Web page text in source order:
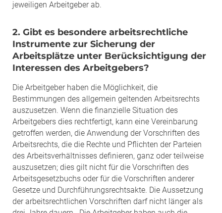
jeweiligen Arbeitgeber ab.
2. Gibt es besondere arbeitsrechtliche
Instrumente zur Sicherung der
Arbeitsplätze unter Berücksichtigung der
Interessen des Arbeitgebers?
Die Arbeitgeber haben die Möglichkeit, die
Bestimmungen des allgemein geltenden Arbeitsrechts
auszusetzen. Wenn die finanzielle Situation des
Arbeitgebers dies rechtfertigt, kann eine Vereinbarung
getroffen werden, die Anwendung der Vorschriften des
Arbeitsrechts, die die Rechte und Pflichten der Parteien
des Arbeitsverhältnisses definieren, ganz oder teilweise
auszusetzen; dies gilt nicht für die Vorschriften des
Arbeitsgesetzbuchs oder für die Vorschriften anderer
Gesetze und Durchführungsrechtsakte. Die Aussetzung
der arbeitsrechtlichen Vorschriften darf nicht länger als